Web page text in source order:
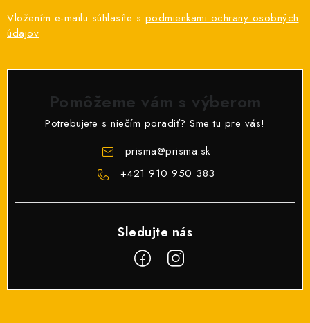
Vložením e-mailu súhlasíte s podmienkami ochrany osobných
údajov
Pomôžeme vám s výberom
Potrebujete s niečím poradiť? Sme tu pre vás!
prisma@prisma.sk
+421 910 950 383
Z